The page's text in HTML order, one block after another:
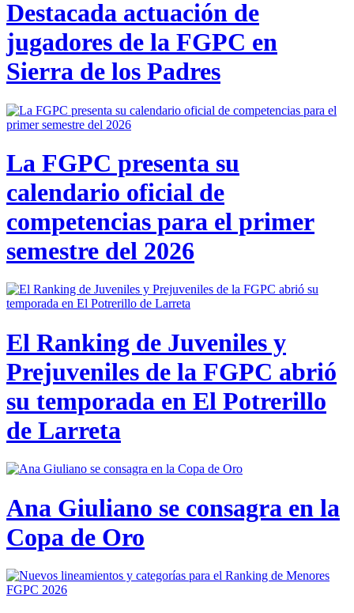
Destacada actuación de
jugadores de la FGPC en
Sierra de los Padres
La FGPC presenta su
calendario oficial de
competencias para el primer
semestre del 2026
El Ranking de Juveniles y
Prejuveniles de la FGPC abrió
su temporada en El Potrerillo
de Larreta
Ana Giuliano se consagra en la
Copa de Oro